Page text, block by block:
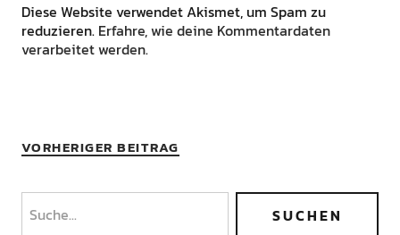
Diese Website verwendet Akismet, um Spam zu
reduzieren. Erfahre, wie deine Kommentardaten
verarbeitet werden.
VORHERIGER BEITRAG